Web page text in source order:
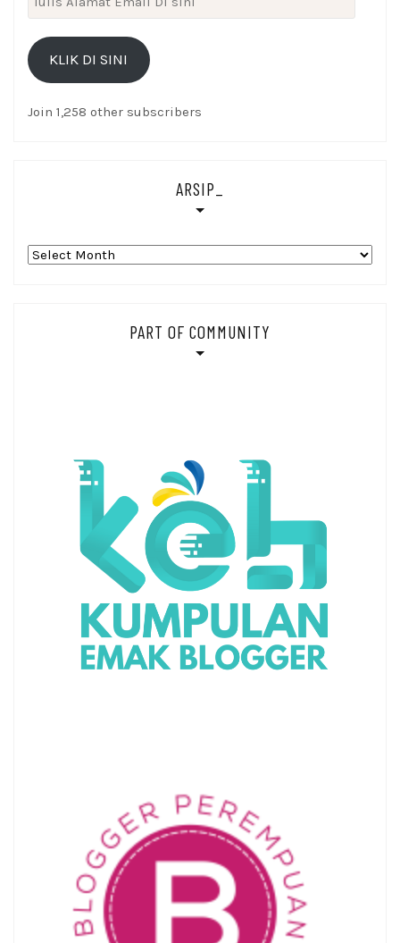
Alamat
Email
KLIK DI SINI
Join 1,258 other subscribers
ARSIP_
Arsip_
PART OF COMMUNITY